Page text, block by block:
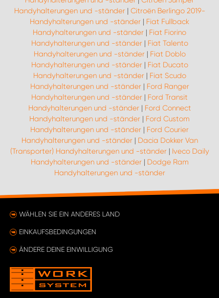
Handyhalterungen und -ständer| Citroën Berlingo 2019-
Handyhalterungen und -ständer | Fiat Fullback
Handyhalterungen und -ständer | Fiat Fiorino
Handyhalterungen und -ständer| Fiat Talento
Handyhalterungen und -ständer| Fiat Doblo
Handyhalterungen und -ständer| Fiat Ducato
Handyhalterungen und -ständer| Fiat Scudo
Handyhalterungen und -ständer| Ford Ranger
Handyhalterungen und -ständer | Ford Transit
Handyhalterungen und -ständer| Ford Connect
Handyhalterungen und -ständer | Ford Custom
Handyhalterungen und -ständer | Ford Courier
Handyhalterungen und -ständer| Dacia Dokker Van
(Transporter) Handyhalterungen und -ständer| Iveco Daily
Handyhalterungen und -ständer| Dodge Ram
Handyhalterungen und -ständer
WÄHLEN SIE EIN ANDERES LAND
EINKAUFSBEDINGUNGEN
ÄNDERE DEINE EINWILLIGUNG